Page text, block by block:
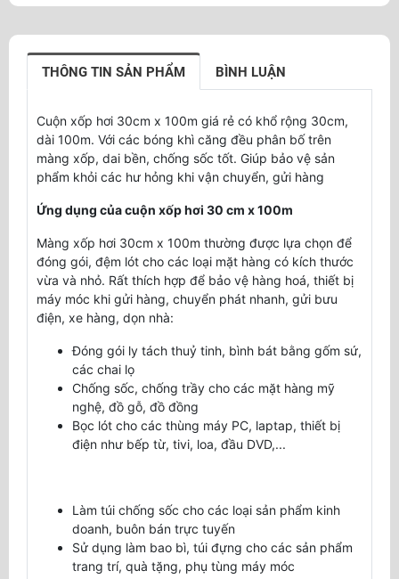
THÔNG TIN SẢN PHẨM BÌNH LUẬN
Cuộn xốp hơi 30cm x 100m giá rẻ có khổ rộng 30cm,
dài 100m. Với các bóng khì căng đều phân bố trên
màng xốp, dai bền, chống sốc tốt. Giúp bảo vệ sản
phẩm khỏi các hư hỏng khi vận chuyển, gửi hàng
Ứng dụng của cuộn xốp hơi 30 cm x 100m
Màng xốp hơi 30cm x 100m thường được lựa chọn để
đóng gói, đệm lót cho các loại mặt hàng có kích thước
vừa và nhỏ. Rất thích hợp để bảo vệ hàng hoá, thiết bị
máy móc khi gửi hàng, chuyển phát nhanh, gửi bưu
điện, xe hàng, dọn nhà:
Đóng gói ly tách thuỷ tinh, bình bát bằng gốm sứ,
các chai lọ
Chống sốc, chống trầy cho các mặt hàng mỹ
nghệ, đồ gỗ, đồ đồng
Bọc lót cho các thùng máy PC, laptap, thiết bị
điện như bếp từ, tivi, loa, đầu DVD,...
Làm túi chống sốc cho các loại sản phẩm kinh
doanh, buôn bán trực tuyến
Sử dụng làm bao bì, túi đựng cho các sản phẩm
trang trí, quà tặng, phụ tùng máy móc